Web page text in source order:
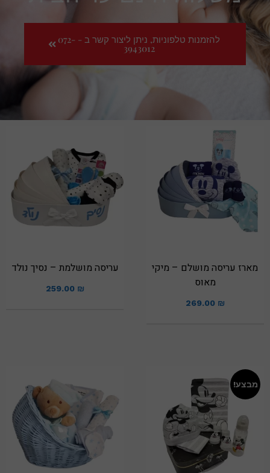
להזמנות טלפוניות, ניתן ליצור קשר ב - 072-
3943012
מארז עריסה מושלם – מיקי
מאוס
269.00 ₪
עריסה מושלמת – נסיך נולד
259.00 ₪
מבצע!